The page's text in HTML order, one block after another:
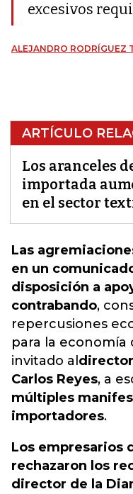
excesivos
ALEJANDRO RODRÍGUEZ
ARTÍCULO
Los aranceles
importada
en el sector
Las
en un
disposición a
contrabando,
repercusiones
para la economía
invitado al
Carlos Reyes, a
múltiples
importadores.
Los empresarios
rechazaron los
director de la